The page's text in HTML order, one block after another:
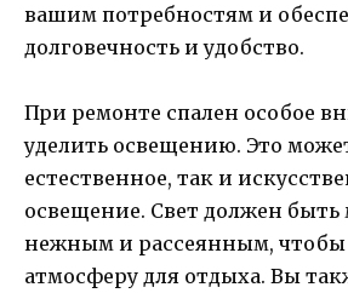
вашим потребностям и
долговечность и удобство.
При ремонте спален особое
уделить освещению. Это
естественное, так и
освещение. Свет должен быть
нежным и рассеянным, чтобы
атмосферу для отдыха. Вы